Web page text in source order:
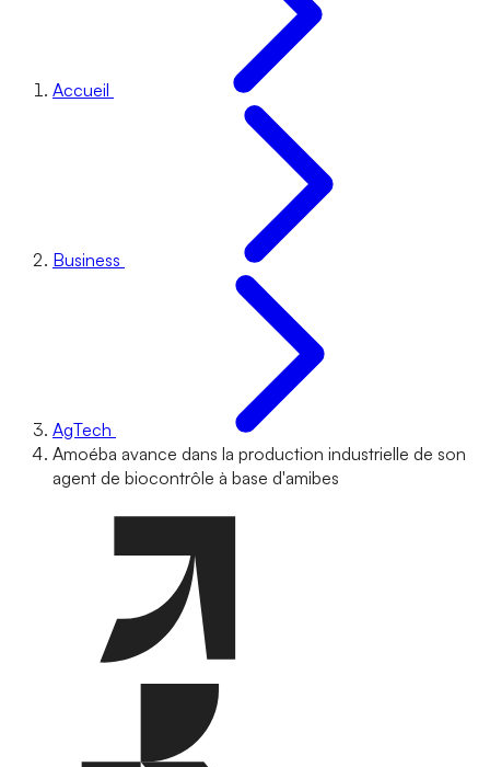
Accueil
Business
AgTech
Amoéba avance dans la production industrielle de son
agent de biocontrôle à base d'amibes